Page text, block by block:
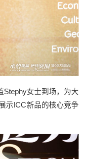
Stephy女士到场，为大
示ICC新品的核心竞争